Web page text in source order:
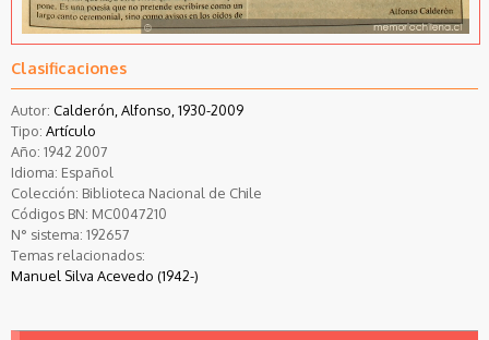
Clasificaciones
Autor: Calderón, Alfonso, 1930-2009
Tipo: Artículo
Año: 1942 2007
Idioma: Español
Colección: Biblioteca Nacional de Chile
Códigos BN: MC0047210
N° sistema: 192657
Temas relacionados:
Manuel Silva Acevedo (1942-)